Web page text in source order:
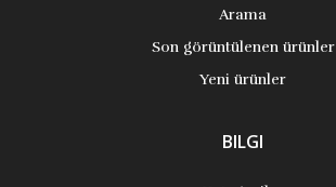
Arama
Son görüntülenen ürünler
Yeni ürünler
BILGI